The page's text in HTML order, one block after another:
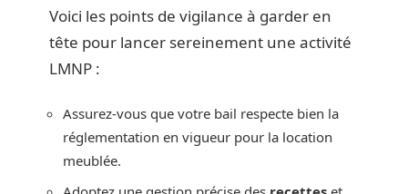
Voici les points de vigilance à garder en
tête pour lancer sereinement une activité
LMNP :
Assurez-vous que votre bail respecte bien la
réglementation en vigueur pour la location
meublée.